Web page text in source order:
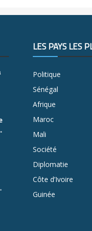
LES PAYS LES
Politique
Sénégal
Afrique
Maroc
Mali
Société
Diplomatie
Côte d’Ivoire
Guinée